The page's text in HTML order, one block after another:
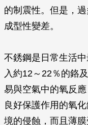
的制震性。但是，
成型性變差。
不銹鋼是日常生活
入約12～22％的鉻
易與空氣中的氧反
良好保護作用的氧
境的侵蝕，而且薄